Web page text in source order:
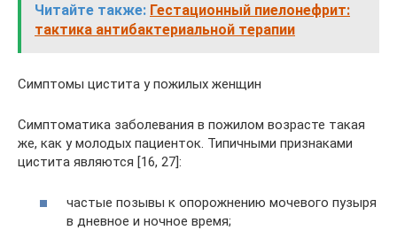
Читайте также: Гестационный пиелонефрит:
тактика антибактериальной терапии
Симптомы цистита у пожилых женщин
Симптоматика заболевания в пожилом возрасте такая
же, как у молодых пациенток. Типичными признаками
цистита являются [16, 27]:
частые позывы к опорожнению мочевого пузыря
в дневное и ночное время;